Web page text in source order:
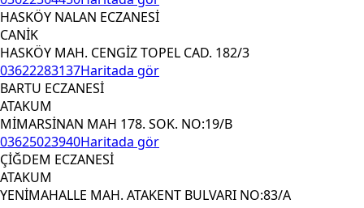
HASKÖY NALAN ECZANESİ
CANİK
HASKÖY MAH. CENGİZ TOPEL CAD. 182/3
03622283137Haritada gör
BARTU ECZANESİ
ATAKUM
MİMARSİNAN MAH 178. SOK. NO:19/B
03625023940Haritada gör
ÇİĞDEM ECZANESİ
ATAKUM
YENİMAHALLE MAH. ATAKENT BULVARI NO:83/A